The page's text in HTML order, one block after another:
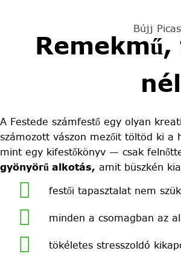
Bújj
A Festede számfestő egy olyan
számozott vászon mezőit töltöd ki a
mint egy kifestőkönyv — csak
gyönyörű alkotás, amit büszkén
festői tapasztalat nem
minden a csomagban az
tökéletes stresszoldó